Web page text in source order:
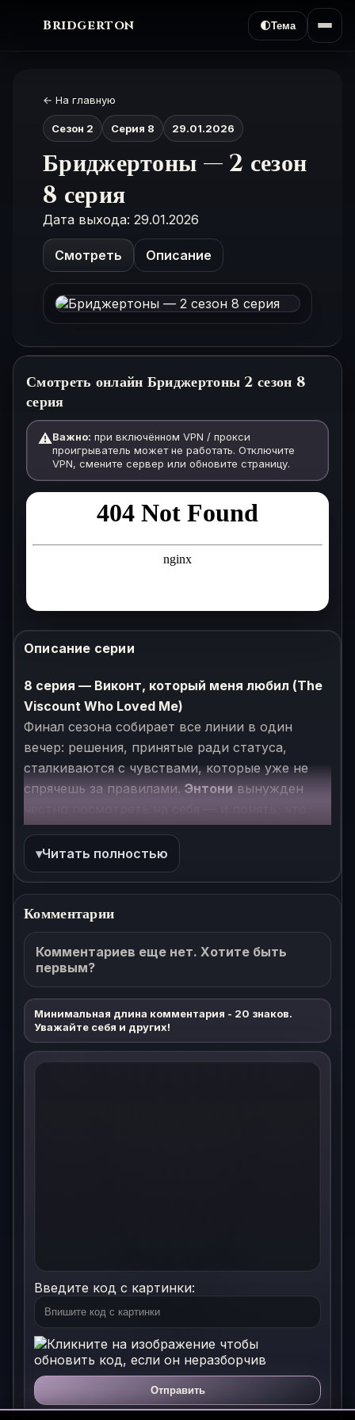
Bridgerton 🌓Тема
← На главную
Сезон 2 Серия 8 29.01.2026
Бриджертоны — 2 сезон
8 серия
Дата выхода: 29.01.2026
Смотреть Описание
Смотреть онлайн Бриджертоны 2 сезон 8
серия
⚠️Важно: при включённом VPN / прокси
проигрыватель может не работать. Отключите
VPN, смените сервер или обновите страницу.
Описание серии
8 серия — Виконт, который меня любил (The
Viscount Who Loved Me)
Финал сезона собирает все линии в один
вечер: решения, принятые ради статуса,
сталкиваются с чувствами, которые уже не
спрячешь за правилами. Энтони вынужден
контролировать можно многое, но не сердце.
Параллельно продолжается охота за тайной
Уислдаун, а в доме Фэзерингтонов тоже
готовят свою «партию», которая может
изменить будущее семьи. Для тех, кто хочет
«Бриджертоны» 2 сезон 8 серия смотреть
онлайн в хорошем качестве HD 1080, это
правильная точка: кульминация интриг,
развязка романтической линии и ощущение,
что дальше будет только интереснее — с
выборомозвучки или субтитров
Читать полностью
Комментарии
Комментариев еще нет. Хотите быть
первым?
Минимальная длина комментария - 20 знаков.
Уважайте себя и других!
Введите код с картинки:
Отправить